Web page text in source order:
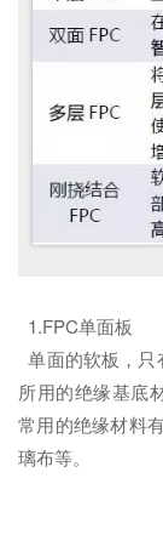
1.FPC单面板
单面的软板，只
所用的绝缘基底
常用的绝缘材料
璃布等。